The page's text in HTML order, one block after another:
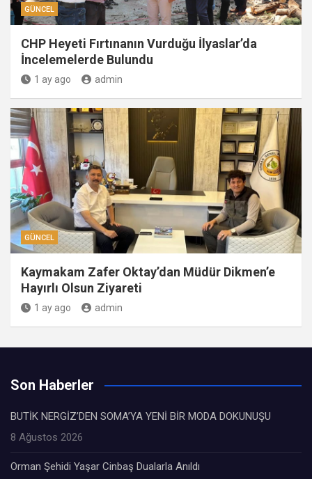
GÜNCEL
CHP Heyeti Fırtınanın Vurduğu İlyaslar’da
İncelemelerde Bulundu
1 ay ago admin
GÜNCEL
Kaymakam Zafer Oktay’dan Müdür Dikmen’e
Hayırlı Olsun Ziyareti
1 ay ago admin
Son Haberler
BUTİK NERGİZ’DEN SOMA’YA YENİ BİR MODA DOKUNUŞU
8 Ağustos 2026
Orman Şehidi Yaşar Cinbaş Dualarla Anıldı